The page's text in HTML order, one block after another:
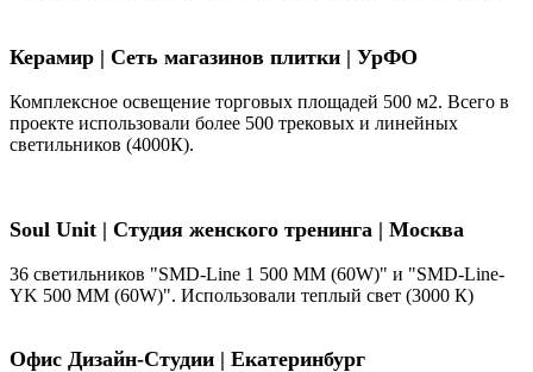
Керамир | Сеть магазинов плитки | УрФО
Комплексное освещение торговых площадей 500 м2. Всего в
проекте использовали более 500 трековых и линейных
светильников (4000К).
Soul Unit | Студия женского тренинга | Москва
36 светильников "SMD-Line 1 500 ММ (60W)" и "SMD-Line-
YK 500 ММ (60W)". Использовали теплый свет (3000 К)
Офис Дизайн-Студии | Екатеринбург